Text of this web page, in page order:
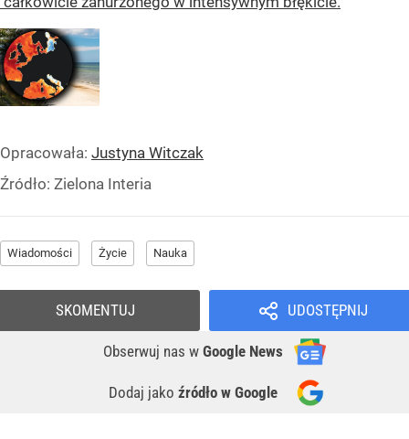
Opracowała: Justyna Witczak
Źródło: Zielona Interia
Wiadomości Życie Nauka
UDOSTĘPNIJ
Obserwuj nas w Google News
Dodaj jako źródło w Google
SKOMENTUJ